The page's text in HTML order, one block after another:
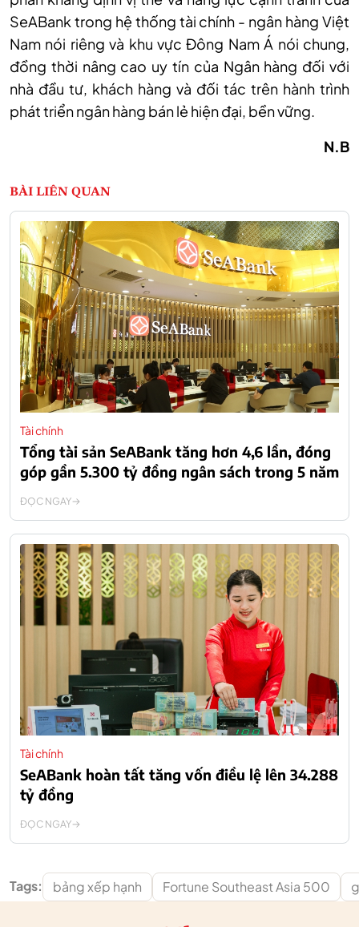
SeABank trong hệ thống tài chính - ngân hàng Việt
Nam nói riêng và khu vực Đông Nam Á nói chung,
đồng thời nâng cao uy tín của Ngân hàng đối với
nhà đầu tư, khách hàng và đối tác trên hành trình
phát triển ngân hàng bán lẻ hiện đại, bền vững.
N.B
BÀI LIÊN QUAN
Tài chính
Tổng tài sản SeABank tăng hơn 4,6 lần, đóng
góp gần 5.300 tỷ đồng ngân sách trong 5 năm
ĐỌC NGAY
Tài chính
SeABank hoàn tất tăng vốn điều lệ lên 34.288
tỷ đồng
ĐỌC NGAY
Tags: bảng xếp hạnh Fortune Southeast Asia 500